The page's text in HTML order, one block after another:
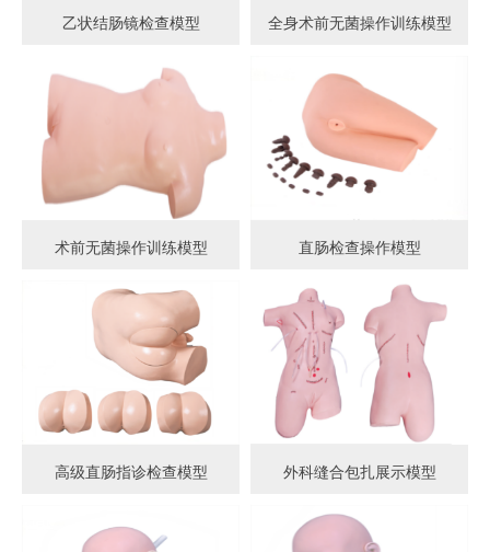
乙状结肠镜检查模型 全身术前无菌操作训练模型
术前无菌操作训练模型 直肠检查操作模型
高级直肠指诊检查模型 外科缝合包扎展示模型